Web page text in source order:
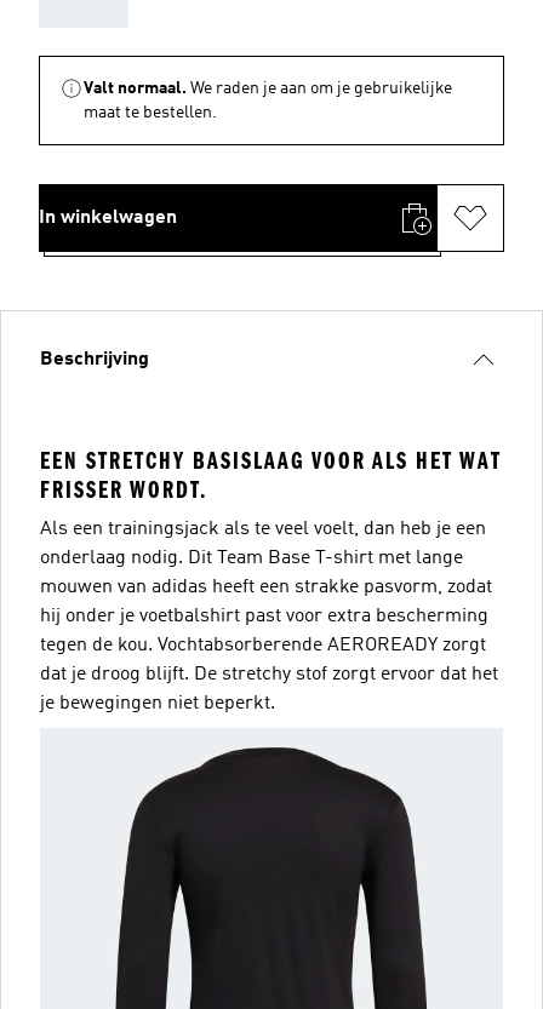
Valt normaal. We raden je aan om je gebruikelijke
maat te bestellen.
In winkelwagen
Beschrijving
EEN STRETCHY BASISLAAG VOOR ALS HET WAT
FRISSER WORDT.
Als een trainingsjack als te veel voelt, dan heb je een
onderlaag nodig. Dit Team Base T-shirt met lange
mouwen van adidas heeft een strakke pasvorm, zodat
hij onder je voetbalshirt past voor extra bescherming
tegen de kou. Vochtabsorberende AEROREADY zorgt
dat je droog blijft. De stretchy stof zorgt ervoor dat het
je bewegingen niet beperkt.